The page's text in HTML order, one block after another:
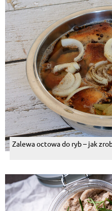
Zalewa octowa do ryb – jak